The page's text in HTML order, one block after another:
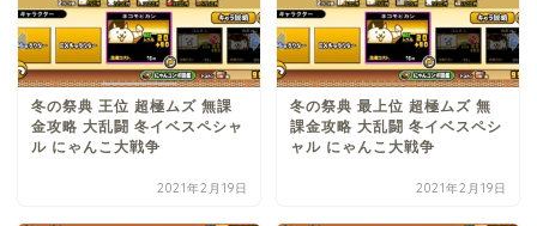
冬の祭典 王位 超極ムズ 無課
金攻略 大乱闘 冬イベスペシャ
ル にゃんこ大戦争
2021年2月19日
冬の祭典 最上位 超極ムズ 無
課金攻略 大乱闘 冬イベスペシ
ャル にゃんこ大戦争
2021年2月19日